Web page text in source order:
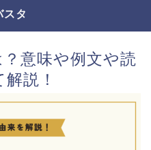
スタ
？意味や例文や読
説！